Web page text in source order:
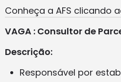
Conheça a AFS clicando
VAGA : Consultor de
Descrição:
Responsável por